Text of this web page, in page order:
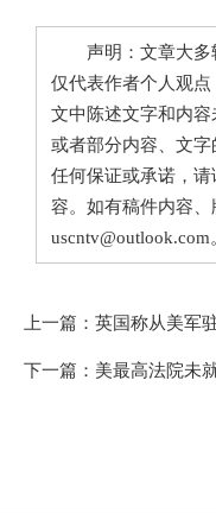
声明：文章大多
仅代表作者个人观
文中陈述文字和内
或者部分内容、文
任何保证或承诺，
容。如有稿件内容、
uscntv@outlook.com
上一篇： 英国称从美军
下一篇： 美最高法院未